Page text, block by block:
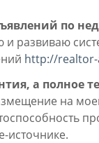
по
и развиваю
http://realtor-
а полное
на
источнике.